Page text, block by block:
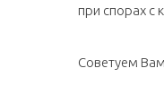
при спорах с
Советуем